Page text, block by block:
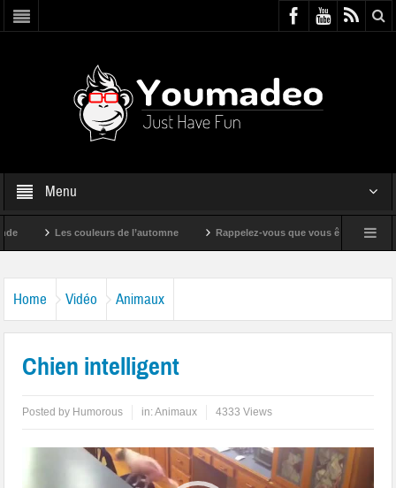
Menu
Les couleurs de l’automne Rappelez-vous que vous êtes super !
Home Vidéo Animaux
Chien intelligent
Posted by Humorous in:Animaux 4333 Views